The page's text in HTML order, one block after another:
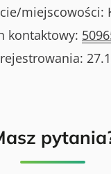
miejscowości:
kontaktowy: